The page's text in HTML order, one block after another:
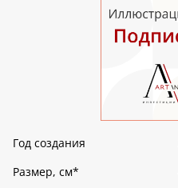
Год создания
Размер, см*